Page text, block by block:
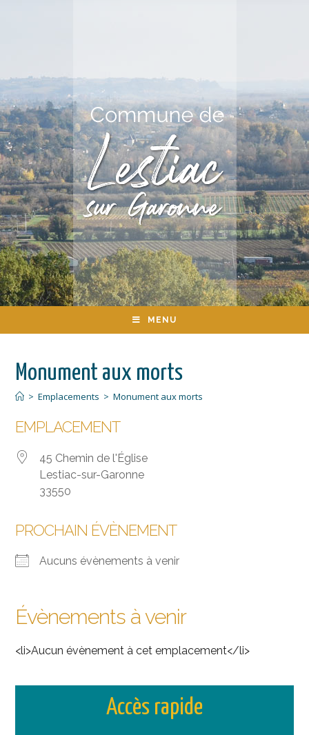
MENU
Monument aux morts
> Emplacements > Monument aux morts
EMPLACEMENT
45 Chemin de l'Église
Lestiac-sur-Garonne
33550
PROCHAIN ÉVÈNEMENT
Aucuns évènements à venir
Évènements à venir
<li>Aucun évènement à cet emplacement</li>
Accès rapide